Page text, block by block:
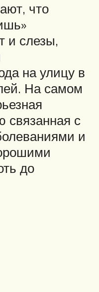
что
и слезы,
на улицу в
На самом
связанная с
и
до